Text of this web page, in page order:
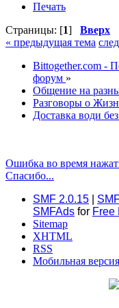
Печать
Страницы: [1] Вверх
« предыдущая тема
Bittogether.com -
форум »
Общение на
Разговоры о
Доставка води
Ошибка во время
Спасибо...
SMF 2.0.15
SMFAds for Free
Sitemap
XHTML
RSS
Мобильная версия